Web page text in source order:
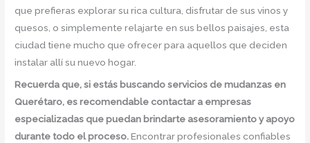
que prefieras explorar su rica cultura, disfrutar de sus vinos y
quesos, o simplemente relajarte en sus bellos paisajes, esta
ciudad tiene mucho que ofrecer para aquellos que deciden
instalar allí su nuevo hogar.
Recuerda que, si estás buscando servicios de mudanzas en
Querétaro, es recomendable contactar a empresas
especializadas que puedan brindarte asesoramiento y apoyo
durante todo el proceso.Encontrar profesionales confiables